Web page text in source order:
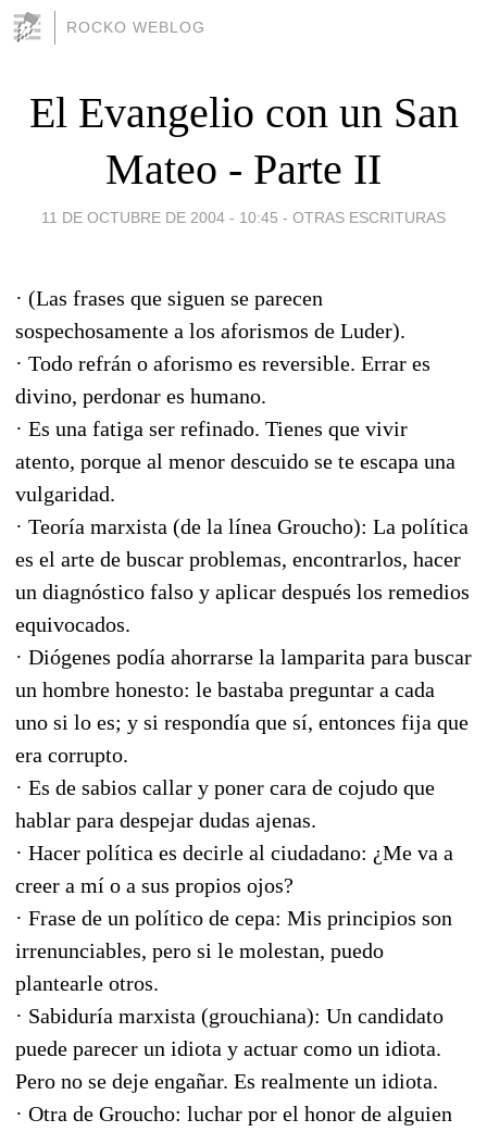
ROCKO WEBLOG
El Evangelio con un San
Mateo - Parte II
11 DE OCTUBRE DE 2004 - 10:45 - OTRAS ESCRITURAS
· (Las frases que siguen se parecen
sospechosamente a los aforismos de Luder).
· Todo refrán o aforismo es reversible. Errar es
divino, perdonar es humano.
· Es una fatiga ser refinado. Tienes que vivir
atento, porque al menor descuido se te escapa una
vulgaridad.
· Teoría marxista (de la línea Groucho): La política
es el arte de buscar problemas, encontrarlos, hacer
un diagnóstico falso y aplicar después los remedios
equivocados.
· Diógenes podía ahorrarse la lamparita para buscar
un hombre honesto: le bastaba preguntar a cada
uno si lo es; y si respondía que sí, entonces fija que
era corrupto.
· Es de sabios callar y poner cara de cojudo que
hablar para despejar dudas ajenas.
· Hacer política es decirle al ciudadano: ¿Me va a
creer a mí o a sus propios ojos?
· Frase de un político de cepa: Mis principios son
irrenunciables, pero si le molestan, puedo
plantearle otros.
· Sabiduría marxista (grouchiana): Un candidato
puede parecer un idiota y actuar como un idiota.
Pero no se deje engañar. Es realmente un idiota.
· Otra de Groucho: luchar por el honor de alguien